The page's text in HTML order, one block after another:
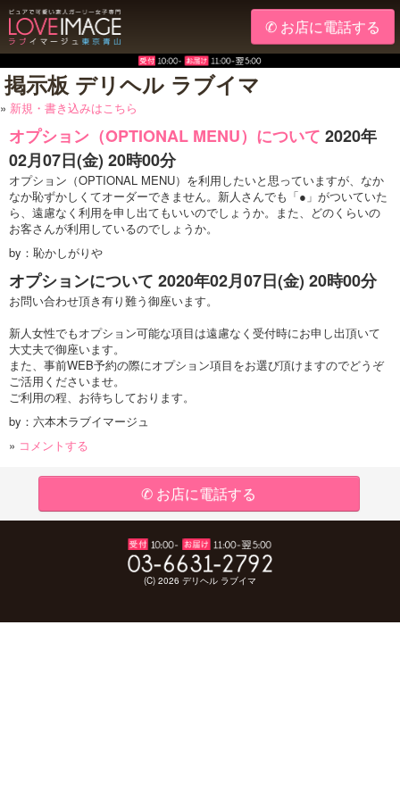
✆ お店に電話する
掲示板 デリヘル ラブイマ
» 新規・書き込みはこちら
オプション（OPTIONAL MENU）について 2020年
02月07日(金) 20時00分
オプション（OPTIONAL MENU）を利用したいと思っていますが、なか
なか恥ずかしくてオーダーできません。新人さんでも「●」がついていた
ら、遠慮なく利用を申し出てもいいのでしょうか。また、どのくらいの
お客さんが利用しているのでしょうか。
by：恥かしがりや
オプションについて 2020年02月07日(金) 20時00分
お問い合わせ頂き有り難う御座います。
新人女性でもオプション可能な項目は遠慮なく受付時にお申し出頂いて
大丈夫で御座います。
また、事前WEB予約の際にオプション項目をお選び頂けますのでどうぞ
ご活用くださいませ。
ご利用の程、お待ちしております。
by：六本木ラブイマージュ
» コメントする
✆ お店に電話する
(C) 2026 デリヘル ラブイマ